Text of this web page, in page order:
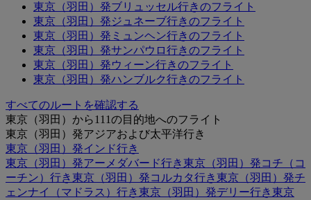
東京（羽田）発ブリュッセル行きのフライト
東京（羽田）発ジュネーブ行きのフライト
東京（羽田）発ミュンヘン行きのフライト
東京（羽田）発サンパウロ行きのフライト
東京（羽田）発ウィーン行きのフライト
東京（羽田）発ハンブルク行きのフライト
すべてのルートを確認する
東京（羽田）から111の目的地へのフライト
東京（羽田）発アジアおよび太平洋行き
東京（羽田）発インド行き
東京（羽田）発アーメダバード行き東京（羽田）発コチ（コ
ーチン）行き東京（羽田）発コルカタ行き東京（羽田）発チ
ェンナイ（マドラス）行き東京（羽田）発デリー行き東京